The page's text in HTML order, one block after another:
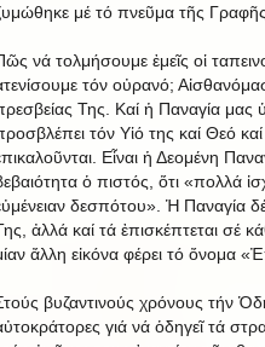
μέ τό πνεῦμα τῆς
νά τολμήσουμε ἐμεῖς οἱ
τόν οὐρανό;
Της. Καί ἡ Παναγία μας
τόν Υἱό της καί Θεό
Εἶναι ἡ Δεομένη
ὁ πιστός, ὅτι «πολλά
δεσπότου». Ἡ Παναγία
ἀλλά καί τά ἐπισκέπτεται σέ
ἄλλη εἰκόνα φέρει τό ὄνομα
βυζαντινούς χρόνους τήν
γιά νά ὁδηγεῖ τά